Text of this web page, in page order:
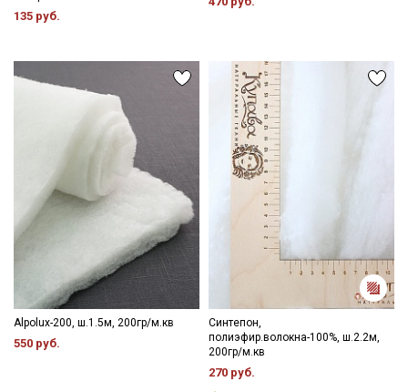
135 руб.
Alpolux-200, ш.1.5м, 200гр/м.кв
550 руб.
Синтепон,
полиэфир.волокна-100%, ш.2.2м,
200гр/м.кв
270 руб.